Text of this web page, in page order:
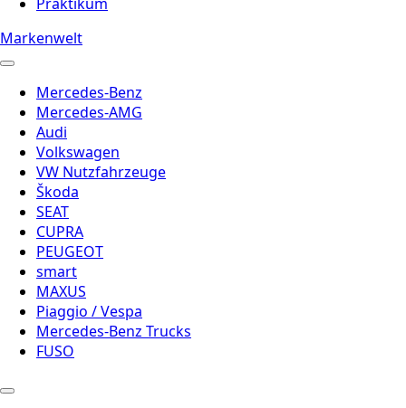
Markenwelt
Mercedes-Benz
Mercedes-AMG
Audi
Volkswagen
VW Nutzfahrzeuge
Škoda
SEAT
CUPRA
PEUGEOT
smart
MAXUS
Piaggio / Vespa
Mercedes-Benz Trucks
FUSO